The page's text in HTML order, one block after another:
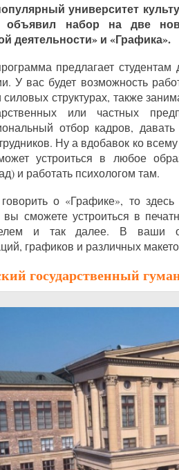
университет
объявил набор на две
деятельности» и «Графика».
предлагает
У вас будет возможность
силовых структурах, также
или частных
отбор кадров,
Ну а вдобавок ко
устроиться в любое
и работать психологом там.
о «Графике», то
вы сможете устроиться в
и так далее. В ваши
графиков и различных
государственный